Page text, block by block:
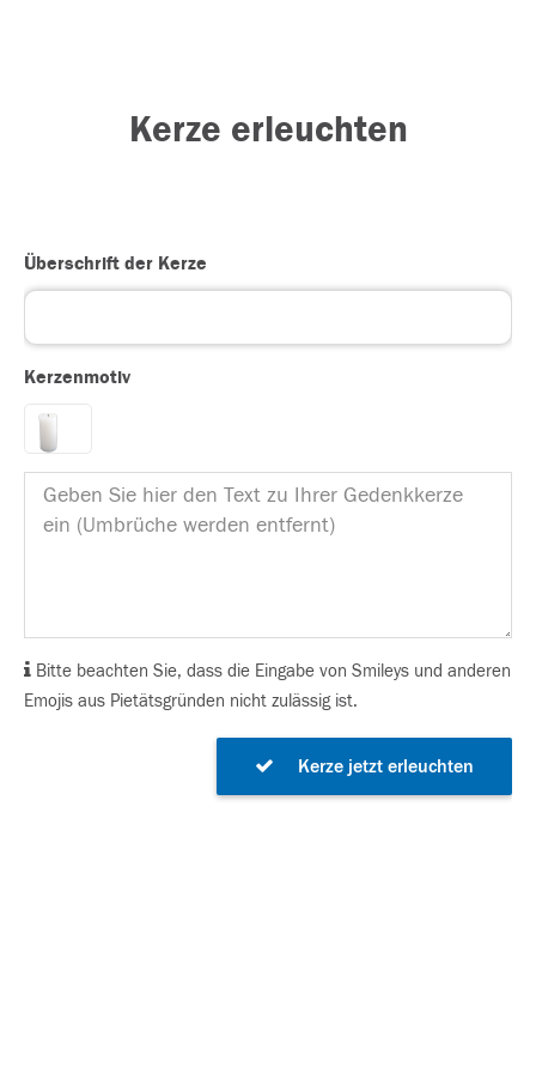
Kerze erleuchten
Überschrift der Kerze
Kerzenmotiv
Bitte beachten Sie, dass die Eingabe von Smileys und anderen
Emojis aus Pietätsgründen nicht zulässig ist.
Kerze jetzt erleuchten